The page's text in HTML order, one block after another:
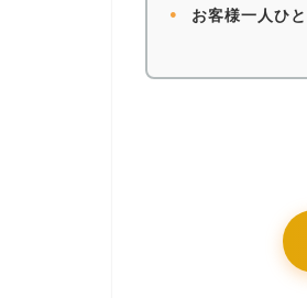
● お客様一人ひ